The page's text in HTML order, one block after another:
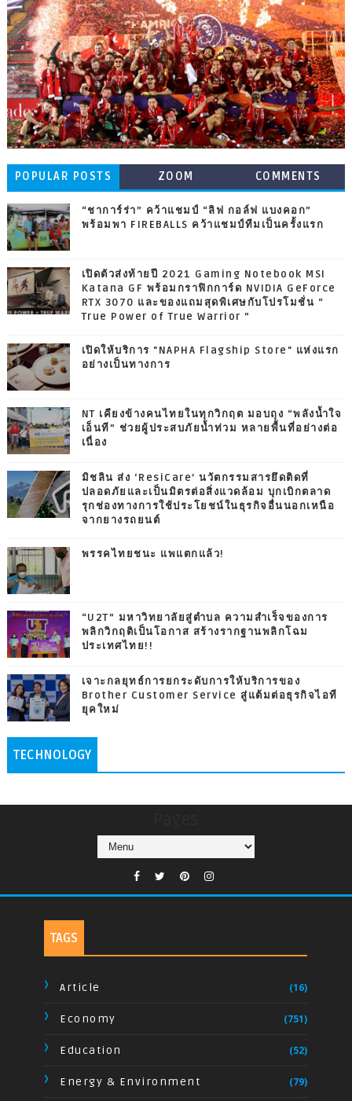
POPULAR POSTS ZOOM COMMENTS
“ชาการ์ร่า” คว้าแชมป์ “ลิฟ กอล์ฟ แบงคอก”
พร้อมพา FIREBALLS คว้าแชมป์ทีมเป็นครั้งแรก
เปิดตัวส่งท้ายปี 2021 Gaming Notebook MSI
Katana GF พร้อมกราฟิกการ์ด NVIDIA GeForce
RTX 3070 และของแถมสุดพิเศษกับโปรโมชั่น “
True Power of True Warrior ”
เปิดให้บริการ "NAPHA Flagship Store" แห่งแรก
อย่างเป็นทางการ
NT เคียงข้างคนไทยในทุกวิกฤต มอบถุง “พลังน้ำใจ
เอ็นที” ช่วยผู้ประสบภัยน้ำท่วม หลายพื้นที่อย่างต่อ
เนื่อง
มิชลิน ส่ง ‘ResiCare’ นวัตกรรมสารยึดติดที่
ปลอดภัยและเป็นมิตรต่อสิ่งแวดล้อม บุกเบิกตลาด
รุกช่องทางการใช้ประโยชน์ในธุรกิจอื่นนอกเหนือ
จากยางรถยนต์
พรรคไทยชนะ แพแตกแล้ว!
“U2T” มหาวิทยาลัยสู่ตำบล ความสำเร็จของการ
พลิกวิกฤติเป็นโอกาส สร้างรากฐานพลิกโฉม
ประเทศไทย!!
เจาะกลยุทธ์การยกระดับการให้บริการของ
Brother Customer Service สู่แต้มต่อธุรกิจไอที
ยุคใหม่
TECHNOLOGY
TAGS
Article (16)
Economy (751)
Education (52)
Energy & Environment (79)